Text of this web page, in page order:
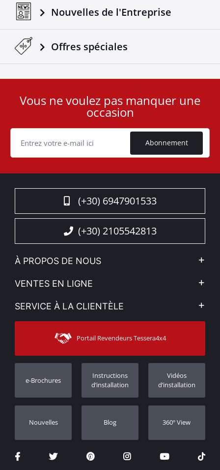
Nouvelles de l'Entreprise
Offres spéciales
User
Cookie
Vous ne voulez pas manquer une
occasion
Abonnement
(+30) 6947901533
(+30) 2105542813
À PROPOS DE NOUS
L'entreprise
Voir nos actualités
Sitemap
VENTES EN LIGNE
Mon compte
Moyens d’expédition
SERVICE À LA CLIENTÈLE
Contacter
Assistance aux clients
Suivi des commandes
Concessionnaires
Portail Revendeurs Tessera4x4
e-Brochures
Instructions
d’installation
Vidéos
d’installation
Nouvelles Blog 360º View